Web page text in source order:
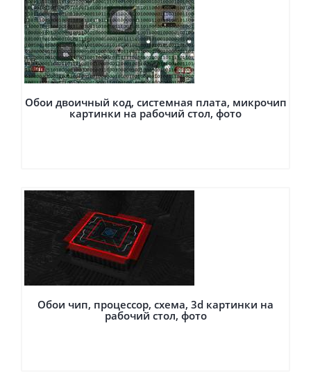
Обои двоичный код, системная плата, микрочип
картинки на рабочий стол, фото
Обои чип, процессор, схема, 3d картинки на
рабочий стол, фото